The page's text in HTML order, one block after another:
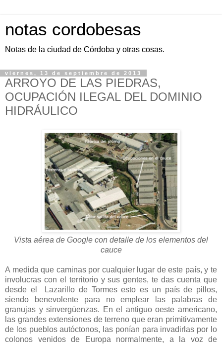
notas cordobesas
Notas de la ciudad de Córdoba y otras cosas.
viernes, 13 de septiembre de 2013
ARROYO DE LAS PIEDRAS,
OCUPACIÓN ILEGAL DEL DOMINIO
HIDRÁULICO
Vista aérea de Google con detalle de los elementos del
cauce
A medida que caminas por cualquier lugar de este país, y te
involucras con el territorio y sus gentes, te das cuenta que
desde el Lazarillo de Tormes esto es un país de pillos,
siendo benevolente para no emplear las palabras de
granujas y sinvergüenzas. En el antiguo oeste americano,
las grandes extensiones de terreno que eran primitivamente
de los pueblos autóctonos, las ponían para invadirlas por lo
colonos venidos de Europa normalmente, a la voz de